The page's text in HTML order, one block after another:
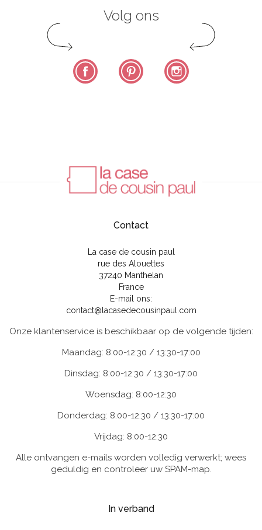
Volg ons
Facebook Pinterest
Contact
La case de cousin paul
rue des Alouettes
37240 Manthelan
France
E-mail ons:
contact@lacasedecousinpaul.com
Onze klantenservice is beschikbaar op de volgende tijden:
Maandag: 8:00-12:30 / 13:30-17:00
Dinsdag: 8:00-12:30 / 13:30-17:00
Woensdag: 8:00-12:30
Donderdag: 8:00-12:30 / 13:30-17:00
Vrijdag: 8:00-12:30
Alle ontvangen e-mails worden volledig verwerkt; wees
geduldig en controleer uw SPAM-map.
In verband